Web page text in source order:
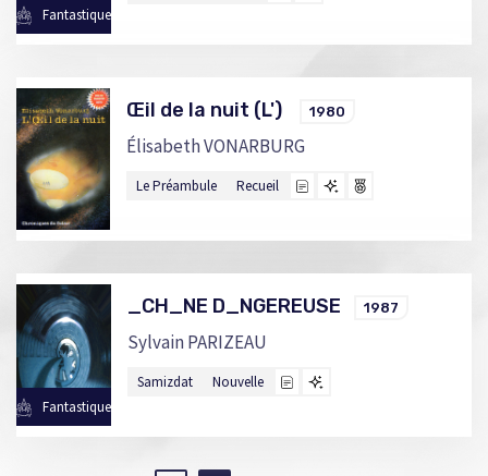
Fantastique
Œil de la nuit (L') 1980
Élisabeth VONARBURG
Le Préambule Recueil
Fantastique
_CH_NE D_NGEREUSE 1987
Sylvain PARIZEAU
Samizdat Nouvelle